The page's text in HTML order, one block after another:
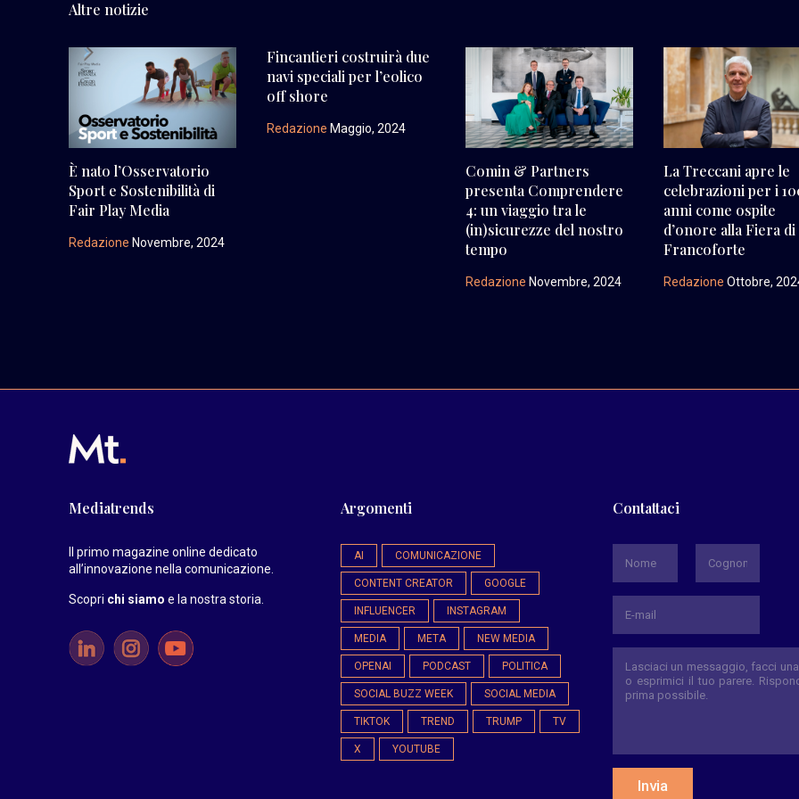
Altre notizie
È nato l’Osservatorio
Sport e Sostenibilità di
Fair Play Media
Redazione Novembre, 2024
Fincantieri costruirà due
navi speciali per l’eolico
off shore
Redazione Maggio, 2024
Comin & Partners
presenta Comprendere
4: un viaggio tra le
(in)sicurezze del nostro
tempo
Redazione Novembre, 2024
La Treccani apre le
celebrazioni per i
anni come ospite
d’onore alla Fiera di
Francoforte
Redazione Ottobre,
Mediatrends
Il primo magazine online dedicato
all’innovazione nella comunicazione.
Scopri chi siamo e la nostra storia
Argomenti
AI COMUNICAZIONE
CONTENT CREATOR GOOGLE
INFLUENCER INSTAGRAM
MEDIA META NEW MEDIA
OPENAI PODCAST POLITICA
SOCIAL BUZZ WEEK SOCIAL MEDIA
TIKTOK TREND TRUMP TV
X YOUTUBE
Contattaci
Invia